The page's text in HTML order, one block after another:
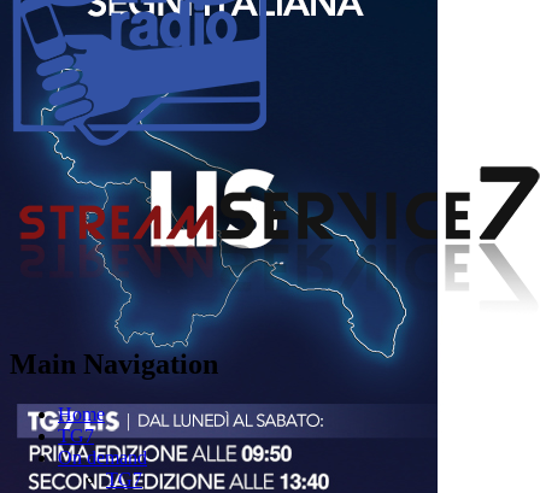
Main Navigation
Home
TG7
On demand
TG7